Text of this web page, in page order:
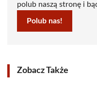
polub naszą stronę i
Polub nas!
Zobacz Także